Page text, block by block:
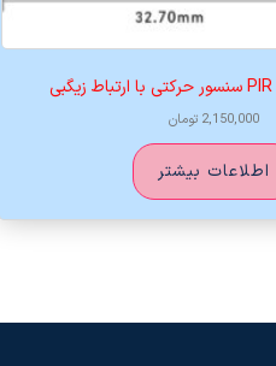
2,150,000 تومان
اطلاعات بیشتر